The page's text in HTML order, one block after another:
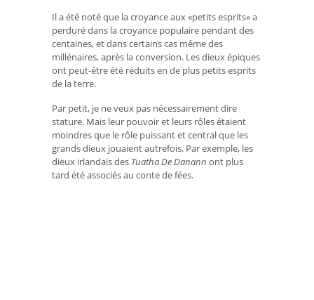
Il a été noté que la croyance aux «petits esprits» a
perduré dans la croyance populaire pendant des
centaines, et dans certains cas même des
millénaires, après la conversion. Les dieux épiques
ont peut-être été réduits en de plus petits esprits
de la terre.
Par petit, je ne veux pas nécessairement dire
stature. Mais leur pouvoir et leurs rôles étaient
moindres que le rôle puissant et central que les
grands dieux jouaient autrefois. Par exemple, les
dieux irlandais des Tuatha De Danann ont plus
tard été associés au conte de fées.